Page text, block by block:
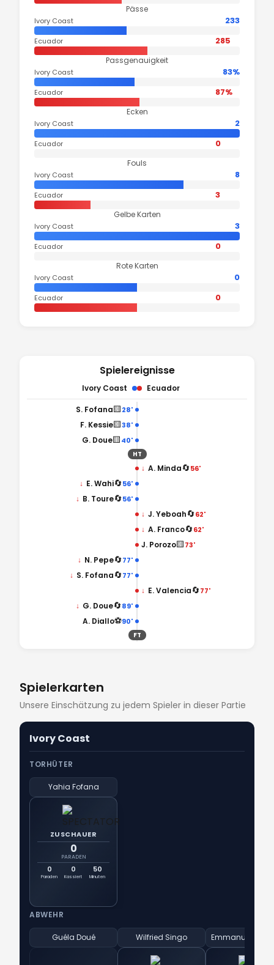
Pässe
Ivory Coast 233
Ecuador 285
Passgenauigkeit
Ivory Coast 83%
Ecuador 87%
Ecken
Ivory Coast 2
Ecuador 0
Fouls
Ivory Coast 8
Ecuador 3
Gelbe Karten
Ivory Coast 3
Ecuador 0
Rote Karten
Ivory Coast 0
Ecuador 0
Spielereignisse
Ivory Coast Ecuador
28'
🟨
S. Fofana
38'
🟨
F. Kessie
40'
🟨
G. Doue
HT
↓ A. Minda🔄56'
56'
🔄
↓ E. Wahi
56'
🔄
↓ B. Toure
↓ J. Yeboah🔄62'
↓ A. Franco🔄62'
J. Porozo🟨73'
77'
🔄
↓ N. Pepe
77'
🔄
↓ S. Fofana
↓ E. Valencia🔄77'
89'
🔄
↓ G. Doue
90'
⚽
A. Diallo
FT
Spielerkarten
Unsere Einschätzung zu jedem Spieler in dieser Partie
Ivory Coast
TORHÜTER
Yahia Fofana
ZUSCHAUER
0
PARADEN
0
Paraden
0
Kassiert
50
Minuten
ABWEHR
Guéla Doué Wilfried Singo